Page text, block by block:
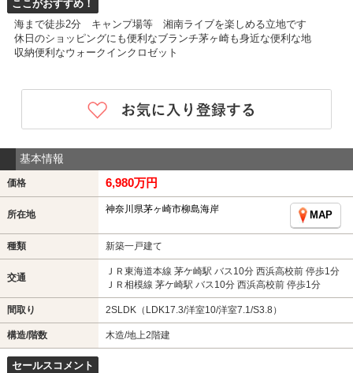
ここがおすすめ！
海まで徒歩2分 キャンプ場等 湘南ライブを楽しめる立地です
休日のショッピングにも便利なブランチ茅ヶ崎も身近な便利な地
収納便利なウォークインクロゼット
基本情報
価格 6,980万円
所在地 神奈川県茅ヶ崎市柳島海岸
MAP
種類 新築一戸建て
交通
ＪＲ東海道本線 茅ケ崎駅 バス10分 西浜高校前 停歩1分
ＪＲ相模線 茅ケ崎駅 バス10分 西浜高校前 停歩1分
間取り 2SLDK（LDK17.3/洋室10/洋室7.1/S3.8）
構造/階数 木造/地上2階建
セールスコメント